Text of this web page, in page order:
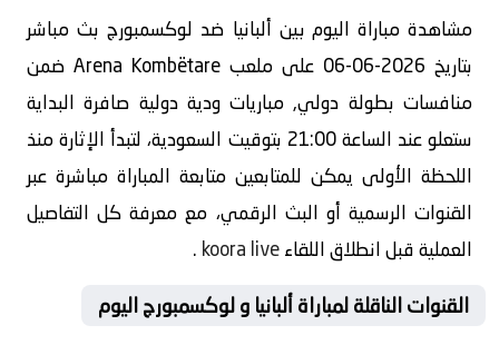
مشاهدة مباراة اليوم بين ألبانيا ضد لوكسمبورج بث مباشر
بتاريخ 2026-06-06 على ملعب Arena Kombëtare ضمن
منافسات بطولة دولي, مباريات ودية دولية صافرة البداية
ستعلو عند الساعة 21:00 بتوقيت السعودية، لتبدأ الإثارة منذ
اللحظة الأولى يمكن للمتابعين متابعة المباراة مباشرة عبر
القنوات الرسمية أو البث الرقمي، مع معرفة كل التفاصيل
العملية قبل انطلاق اللقاءkoora live
.
القنوات الناقلة لمباراة ألبانيا و لوكسمبورج اليوم